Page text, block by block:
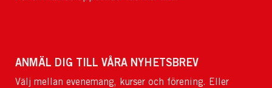
ANMÄL DIG TILL VÅRA NYHETSBREV
Välj mellan evenemang, kurser och förening. Eller